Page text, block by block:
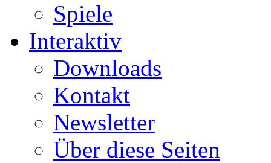
Spiele
Interaktiv
Downloads
Kontakt
Newsletter
Über diese Seiten